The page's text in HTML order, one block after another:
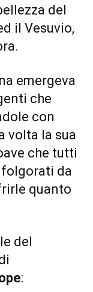
del
il Vesuvio,
emergeva
che
con
volta la sua
che tutti
da
quanto
del
: